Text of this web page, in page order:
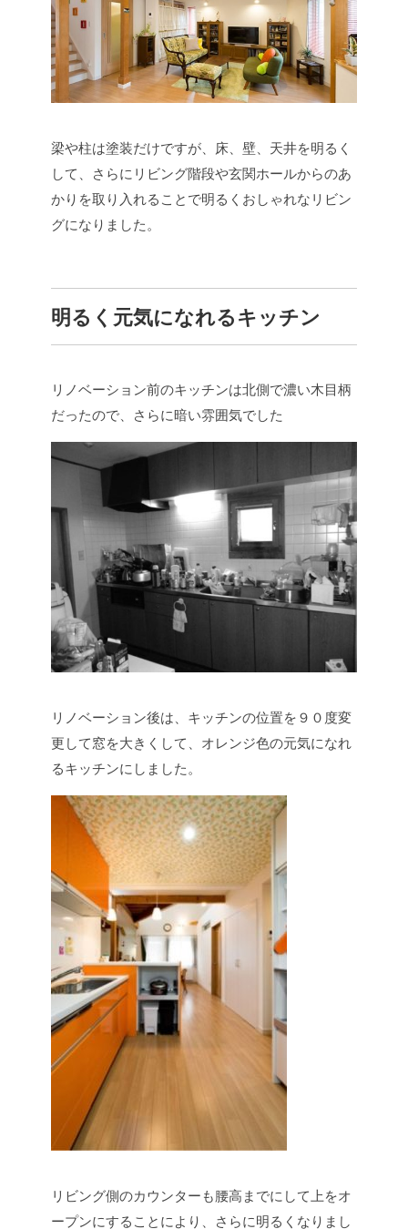
梁や柱は塗装だけですが、床、壁、天井を明るく
して、さらにリビング階段や玄関ホールからのあ
かりを取り入れることで明るくおしゃれなリビン
グになりました。
明るく元気になれるキッチン
リノベーション前のキッチンは北側で濃い木目柄
だったので、さらに暗い雰囲気でした
リノベーション後は、キッチンの位置を９０度変
更して窓を大きくして、オレンジ色の元気になれ
るキッチンにしました。
リビング側のカウンターも腰高までにして上をオ
ープンにすることにより、さらに明るくなりまし